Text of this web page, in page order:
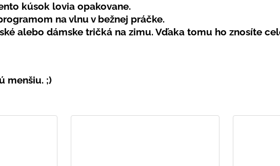
kúsok lovia opakovane.
na vlnu vbežnej práčke.
alebo dámske tričká na zimu. Vďaka tomu ho znosíte
menšiu. ;)